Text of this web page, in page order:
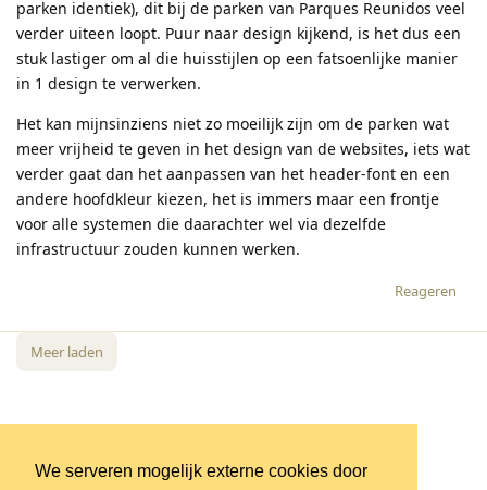
We serveren mogelijk externe cookies door
parken identiek), dit bij de parken van Parques Reunidos veel
verder uiteen loopt. Puur naar design kijkend, is het dus een
stuk lastiger om al die huisstijlen op een fatsoenlijke manier
in 1 design te verwerken.
Het kan mijnsinziens niet zo moeilijk zijn om de parken wat
meer vrijheid te geven in het design van de websites, iets wat
verder gaat dan het aanpassen van het header-font en een
andere hoofdkleur kiezen, het is immers maar een frontje
voor alle systemen die daarachter wel via dezelfde
infrastructuur zouden kunnen werken.
Reageren
Meer laden